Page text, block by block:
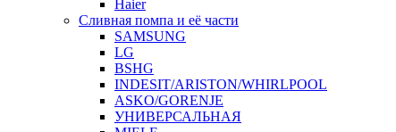
Haier
Сливная помпа и её части
SAMSUNG
LG
BSHG
INDESIT/ARISTON/WHIRLPOOL
ASKO/GORENJE
УНИВЕРСАЛЬНАЯ